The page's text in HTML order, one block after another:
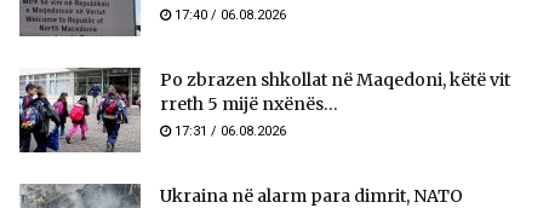
17:40 / 06.08.2026
Po zbrazen shkollat në Maqedoni, këtë vit
rreth 5 mijë nxënës...
17:31 / 06.08.2026
Ukraina në alarm para dimrit, NATO